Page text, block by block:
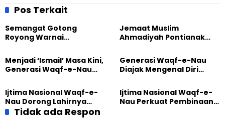
Disabilitas, Dapat Pujian
dari Guru
Gempuran Gadget
Pos Terkait
Semangat Gotong
Royong Warnai
Masjid di Jemaat
Ahmadiyah Sukapura
Jemaat Muslim
Ahmadiyah Pontianak
Perkuat Kolaborasi Sosial
Menjadi ‘Ismail’ Masa Kini,
Generasi Waqf-e-Nau
Pengabdian
Generasi Waqf-e-Nau
Diajak Mengenal Diri
Dunia
Ijtima Nasional Waqf-e-
Nau Dorong Lahirnya
Generasi Pengkhidmat
Ijtima Nasional Waqf-e-
Nau Perkuat Pembinaan
Tidak ada Respon